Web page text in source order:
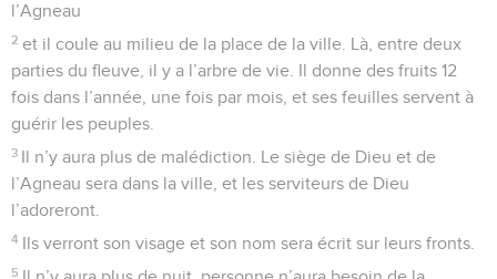
l’Agneau
2 et il coule au milieu de la place de la ville. Là, entre deux
parties du fleuve, il y a l’arbre de vie. Il donne des fruits 12
fois dans l’année, une fois par mois, et ses feuilles servent à
guérir les peuples.
3 Il n’y aura plus de malédiction. Le siège de Dieu et de
l’Agneau sera dans la ville, et les serviteurs de Dieu
l’adoreront.
4 Ils verront son visage et son nom sera écrit sur leurs fronts.
5